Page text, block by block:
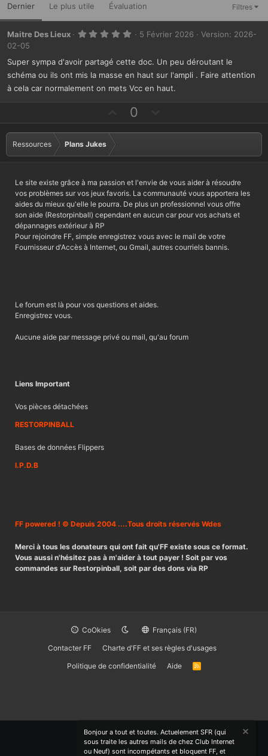
Dernier Le plus utile Évaluation Filtres
Maitre Des Lieux
5
é
t
o
i
e
(
s
)
5 Février 2026
Version: 2026-
02-05
Super sympa d'avoir partagé cette doc. Un peu déroutant le
schéma ou ils ont mis la masse en haut sur l'ampli . Faire attention
à cela car normalement on mets Vcc en haut.
o
t
a
v
o
r
a
b
0
o
t
c
o
n
t
e
Ressources Plans Jukes
Le site existe grâce à ma passion et l'envie de vous aider à résoudre
vos problèmes sur vos jeux favoris. La communauté vous apportera les
aides du mieux qu'elle le pourra. De plus un professionnel vous offre
son aide (Restorpinball) cependant en aucun car pour vos achats et
dépannages extérieur à RP
Pour rejoindre FF, simple enregistrez vous avec le mail de votre
Fournisseur d'Accès à Internet, ou Gmail, autres courriels bannis.
Le forum est là pour vos questions et aides.
Enregistrez vous.
Aucune aide par message privé ou mail, qu'au forum
Liens Important
Vos pièces détachées
RESTORPINBALL
Bases de données Flippers
I.P.D.B
FF powered ! © Depuis 2004 ....Tous droits réservés Wdes
Merci à tous les donateurs qui ont fait qu'FF existe sous ce format.
Vous aussi n'hésitez pas à m'aider à tout payer ! Soit par vos
commandes sur Restorpinball, soit par des dons via RP
CoOkies
Français (FR)
Contacter FF
Charte d'FF et ses règles d'usages
Politique de confidentialité
Aide
R
Bonjour a tout et toutes. Actuelement SFR (qui
sous traite les autres mails de chez Club Internet
ou Neuf) sont incompétants et bloquent FF, et